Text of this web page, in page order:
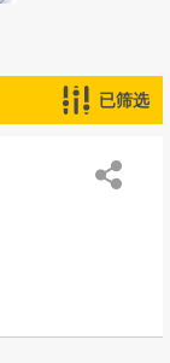
已筛选